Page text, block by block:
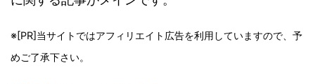
※[PR]当サイトではアフィリエイト広告を利用していますので、予
めご了承下さい。